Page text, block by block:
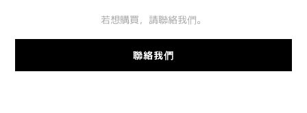
若想購買，請聯絡我們。
聯絡我們